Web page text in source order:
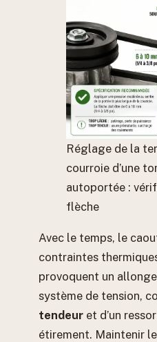
Réglage de la
courroie d’une
autoportée :
flèche
Avec le temps, le
contraintes
provoquent un
système de tension,
tendeur et d’un
étirement. Maintenir